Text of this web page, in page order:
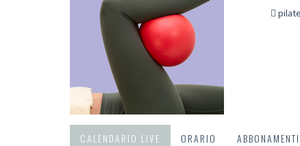
CALENDARIO LIVE ORARIO